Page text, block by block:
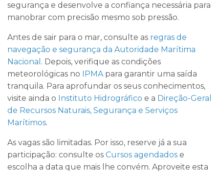
segurança e desenvolve a confiança necessária para
manobrar com precisão mesmo sob pressão.
Antes de sair para o mar, consulte as regras de
navegação e segurança da Autoridade Marítima
Nacional . Depois, verifique as condições
meteorológicas no IPMApara garantir uma saída
tranquila. Para aprofundar os seus conhecimentos,
visite ainda o Instituto Hidrográfico e a Direção-Geral
de Recursos Naturais, Segurança e Serviços
Marítimos.
As vagas são limitadas. Por isso, reserve já a sua
participação: consulte os Cursos agendados e
escolha a data que mais lhe convém. Aproveite esta